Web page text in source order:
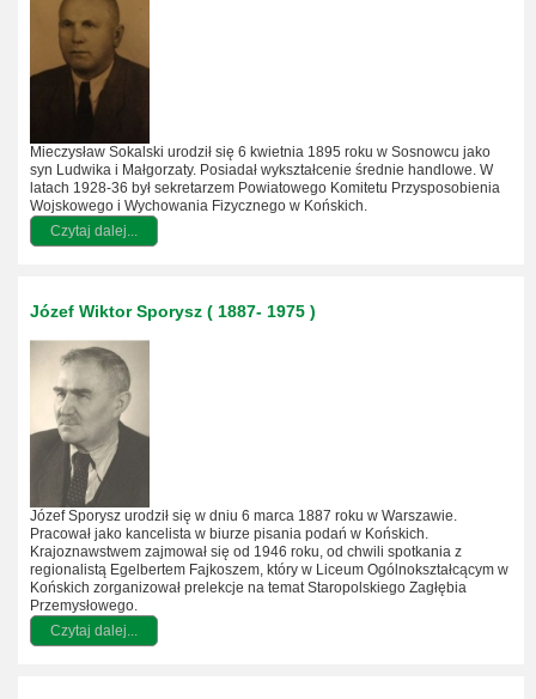
Mieczysław Sokalski urodził się 6 kwietnia 1895 roku w Sosnowcu jako
syn Ludwika i Małgorzaty. Posiadał wykształcenie średnie handlowe. W
latach 1928-36 był sekretarzem Powiatowego Komitetu Przysposobienia
Wojskowego i Wychowania Fizycznego w Końskich.
Czytaj dalej...
Józef Wiktor Sporysz ( 1887- 1975 )
Józef Sporysz urodził się w dniu 6 marca 1887 roku w Warszawie.
Pracował jako kancelista w biurze pisania podań w Końskich.
Krajoznawstwem zajmował się od 1946 roku, od chwili spotkania z
regionalistą Egelbertem Fajkoszem, który w Liceum Ogólnokształcącym w
Końskich zorganizował prelekcje na temat Staropolskiego Zagłębia
Przemysłowego.
Czytaj dalej...